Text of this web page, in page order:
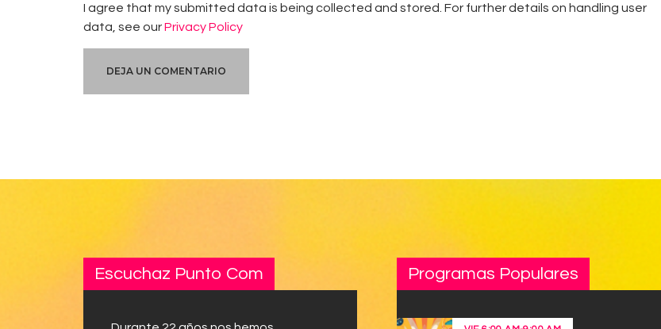
I agree that my submitted data is being collected and stored. For further details on handling user
data, see ourPrivacy Policy
Escuchaz Punto Com Programas Populares